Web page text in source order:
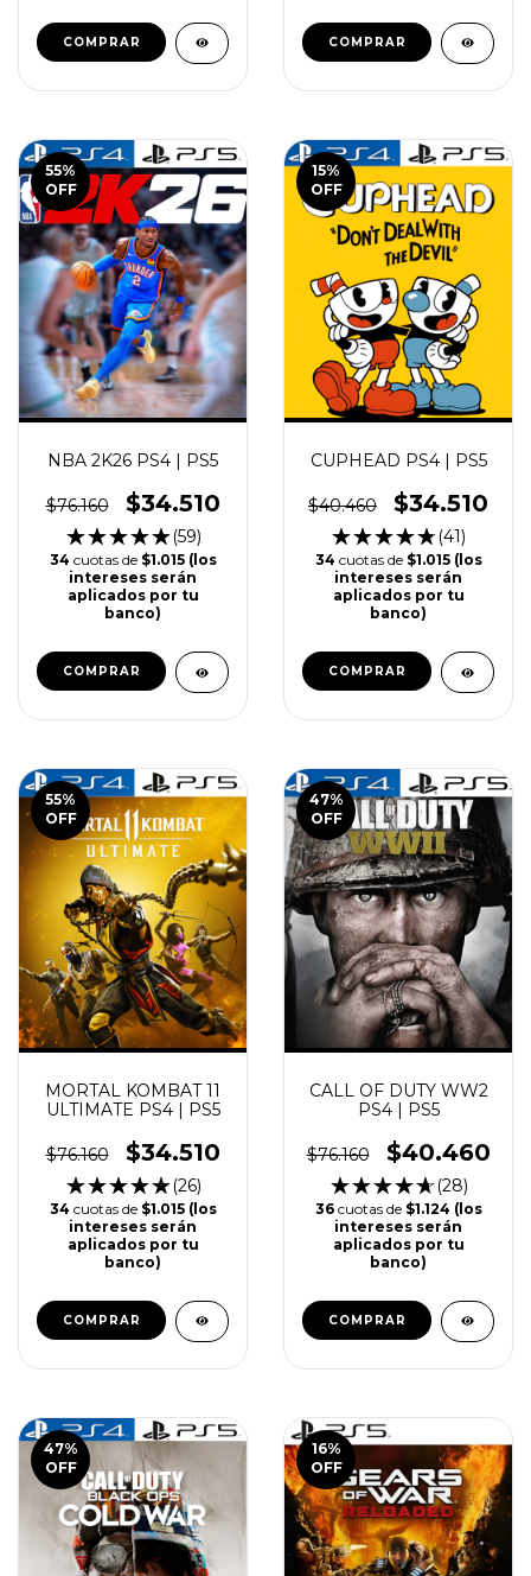
COMPRAR COMPRAR
55%
OFF
NBA 2K26 PS4 | PS5
$76.160 $34.510
(59)
34 cuotas de $1.015 (los
intereses serán
aplicados por tu
banco)
COMPRAR
15%
OFF
CUPHEAD PS4 | PS5
$40.460 $34.510
(41)
34 cuotas de $1.015 (los
intereses serán
aplicados por tu
banco)
COMPRAR
55%
OFF
MORTAL KOMBAT 11
ULTIMATE PS4 | PS5
$76.160 $34.510
(26)
34 cuotas de $1.015 (los
intereses serán
aplicados por tu
banco)
COMPRAR
47%
OFF
CALL OF DUTY WW2
PS4 | PS5
$76.160 $40.460
(28)
36 cuotas de $1.124 (los
intereses serán
aplicados por tu
banco)
COMPRAR
47%
OFF
16%
OFF